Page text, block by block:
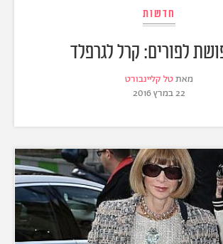
חדשות
לפורים: קרל לגרפלד
מאתטל קליינבורט
22 במרץ 2016